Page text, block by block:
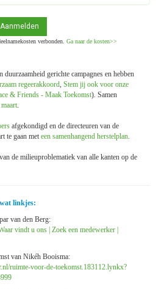
Aanmelden
verbonden. Ga naar de kosten>>
gerichte campagnes en hebben
regeerakkoord, Stem jij ook voor onze
& Friends - Maak Toekomst). Samen
.
afgekondigd en de directeuren van de
te gaan met een samenhangend herstelplan.
de milieuproblematiek van alle kanten op de
linkjes:
van den Berg:
vindt u ons | Zoek een medewerker |
van Nikéh Booisma:
ruimte-voor-de-toekomst.183112.lynkx?